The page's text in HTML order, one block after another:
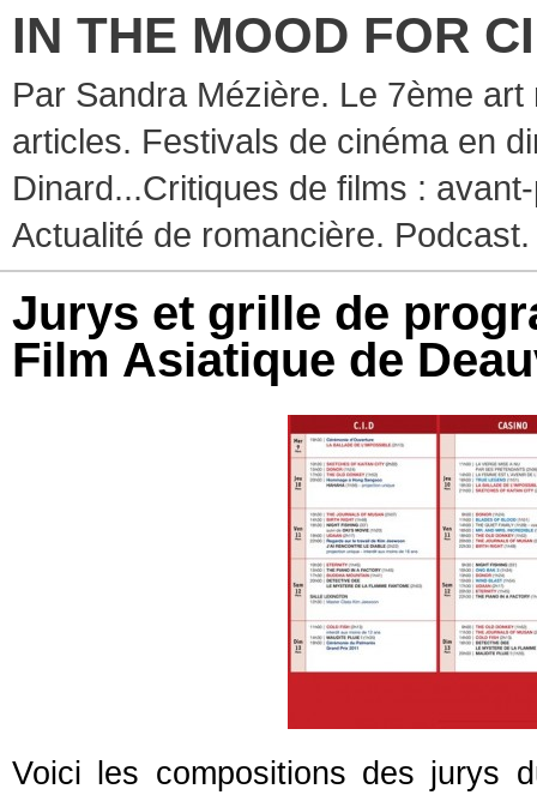
IN THE MOOD FOR
Par Sandra Mézière. Le 7ème
articles. Festivals de cinéma en
Dinard...Critiques de films :
Actualité de romancière. Podcast.
Jurys et grille de
Film Asiatique de
Voici les compositions des jurys